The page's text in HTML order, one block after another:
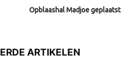
Opblaashal Madjoe geplaatst
ARTIKELEN